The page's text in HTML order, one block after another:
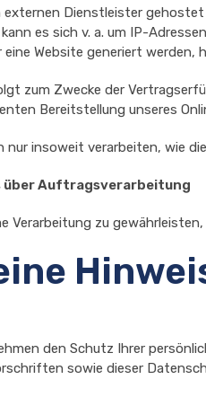
externen Dienstleister
es sich v. a. um IP-
Website generiert werden,
zum Zwecke der
Bereitstellung unseres
nur insoweit verarbeiten, wie
über Auftragsverarbeitung
Verarbeitung zu
den Schutz Ihrer
sowie dieser